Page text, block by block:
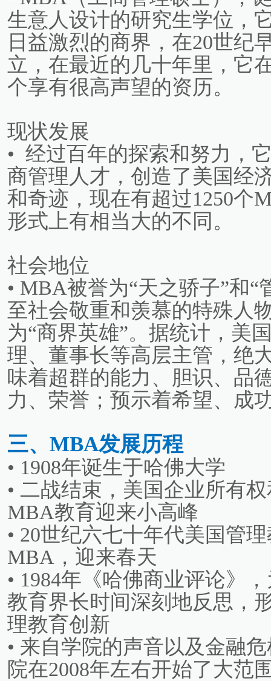
生意人设计的研究生学位，
日益激烈的商界，在20世纪
立，在最近的几十年里，它
个享有很高声望的资历。
现状发展
• 经过百年的探索和努力，
商管理人才，创造了美国经
和奇迹，现在有超过1250个
形式上有相当大的不同。
社会地位
• MBA被誉为“天之骄子”和
至社会敬重和羡慕的特殊人
为“商界英雄”。据统计，美
理、董事长等高层主管，绝
味着超群的能力、胆识、品
力、荣誉；预示着希望、成
三、MBA发展历程
• 1908年诞生于哈佛大学
• 二战结束，美国企业所有
MBA教育迎来小高峰
• 20世纪六七十年代美国管
MBA，迎来春天
• 1984年《哈佛商业评论》
教育界长时间深刻地反思，
理教育创新
• 来自学院的声音以及金融
院在2008年左右开始了大范